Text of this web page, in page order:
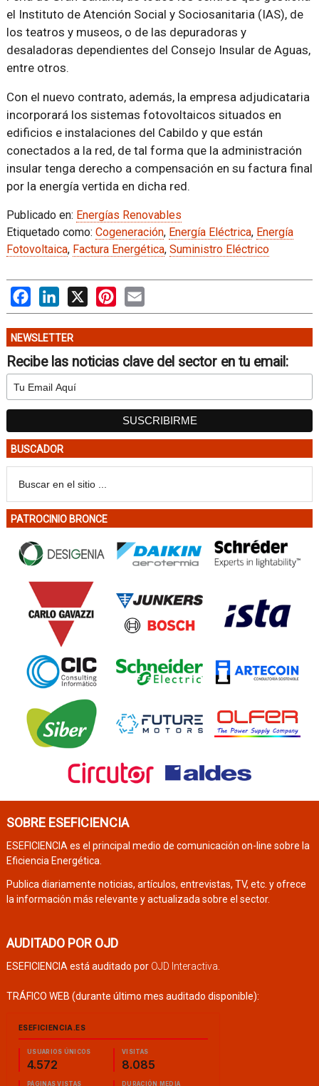
el Instituto de Atención Social y Sociosanitaria (IAS), de
los teatros y museos, o de las depuradoras y
desaladoras dependientes del Consejo Insular de Aguas,
entre otros.
Con el nuevo contrato, además, la empresa adjudicataria
incorporará los sistemas fotovoltaicos situados en
edificios e instalaciones del Cabildo y que están
conectados a la red, de tal forma que la administración
insular tenga derecho a compensación en su factura final
por la energía vertida en dicha red.
Publicado en: Energías Renovables
Etiquetado como: Cogeneración, Energía Eléctrica, Energía
Fotovoltaica, Factura Energética, Suministro Eléctrico
FacebookLinkedIn Pinterest
NEWSLETTER
Recibe las noticias clave del sector en tu email:
BUSCADOR
PATROCINIO BRONCE
SOBRE ESEFICIENCIA
ESEFICIENCIA es el principal medio de comunicación on-line sobre la
Eficiencia Energética.
Publica diariamente noticias, artículos, entrevistas, TV, etc. y ofrece
la información más relevante y actualizada sobre el sector.
AUDITADO POR OJD
ESEFICIENCIA está auditado por OJD Interactiva
TRÁFICO WEB (durante último mes auditado disponible):